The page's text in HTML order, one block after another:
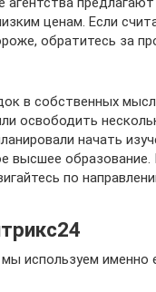
ценам. Если
обратитесь за
в собственных
освободить
начать
высшее образование.
по
используем именно